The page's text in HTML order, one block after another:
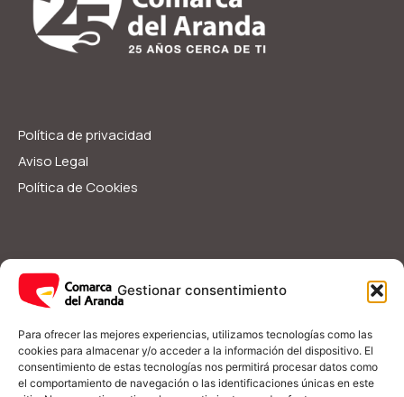
Gestionar consentimiento
Para ofrecer las mejores experiencias, utilizamos tecnologías como las
cookies para almacenar y/o acceder a la información del dispositivo. El
consentimiento de estas tecnologías nos permitirá procesar datos como
el comportamiento de navegación o las identificaciones únicas en este
Política de privacidad
Aviso Legal
Política de Cookies
Servicios Sociales
Ayudas y Subvenciones
Guía Rápida
I
n
s
t
a
F
a
c
e
b